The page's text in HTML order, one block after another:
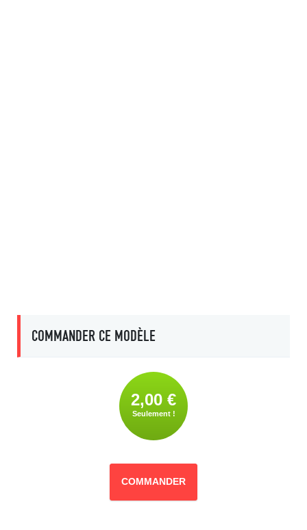
COMMANDER CE MODÈLE
2,00 €
Seulement !
COMMANDER